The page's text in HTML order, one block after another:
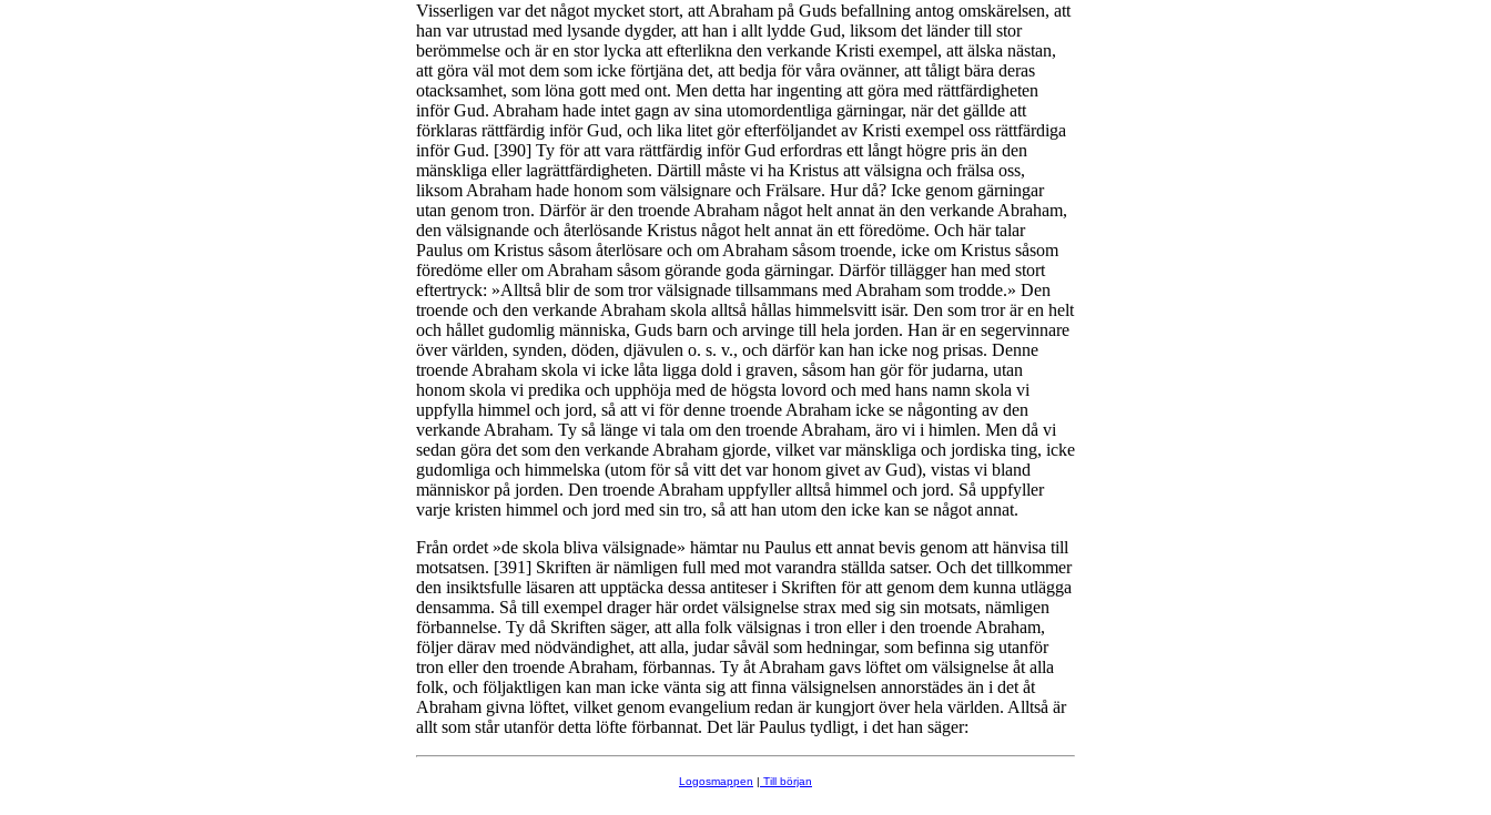
Visserligen var det något mycket stort, att Abraham på Guds befallning antog omskärelsen, att
han var utrustad med lysande dygder, att han i allt lydde Gud, liksom det länder till stor
berömmelse och är en stor lycka att efterlikna den verkande Kristi exempel, att älska nästan,
att göra väl mot dem som icke förtjäna det, att bedja för våra ovänner, att tåligt bära deras
otacksamhet, som löna gott med ont. Men detta har ingenting att göra med rättfärdigheten
inför Gud. Abraham hade intet gagn av sina utomordentliga gärningar, när det gällde att
förklaras rättfärdig inför Gud, och lika litet gör efterföljandet av Kristi exempel oss rättfärdiga
inför Gud. [390] Ty för att vara rättfärdig inför Gud erfordras ett långt högre pris än den
mänskliga eller lagrättfärdigheten. Därtill måste vi ha Kristus att välsigna och frälsa oss,
liksom Abraham hade honom som välsignare och Frälsare. Hur då? Icke genom gärningar
utan genom tron. Därför är den troende Abraham något helt annat än den verkande Abraham,
den välsignande och återlösande Kristus något helt annat än ett föredöme. Och här talar
Paulus om Kristus såsom återlösare och om Abraham såsom troende, icke om Kristus såsom
föredöme eller om Abraham såsom görande goda gärningar. Därför tillägger han med stort
eftertryck: »Alltså blir de som tror välsignade tillsammans med Abraham som trodde.» Den
troende och den verkande Abraham skola alltså hållas himmelsvitt isär. Den som tror är en helt
och hållet gudomlig människa, Guds barn och arvinge till hela jorden. Han är en segervinnare
över världen, synden, döden, djävulen o. s. v., och därför kan han icke nog prisas. Denne
troende Abraham skola vi icke låta ligga dold i graven, såsom han gör för judarna, utan
honom skola vi predika och upphöja med de högsta lovord och med hans namn skola vi
uppfylla himmel och jord, så att vi för denne troende Abraham icke se någonting av den
verkande Abraham. Ty så länge vi tala om den troende Abraham, äro vi i himlen. Men då vi
sedan göra det som den verkande Abraham gjorde, vilket var mänskliga och jordiska ting, icke
gudomliga och himmelska (utom för så vitt det var honom givet av Gud), vistas vi bland
människor på jorden. Den troende Abraham uppfyller alltså himmel och jord. Så uppfyller
varje kristen himmel och jord med sin tro, så att han utom den icke kan se något annat.
Från ordet »de skola bliva välsignade» hämtar nu Paulus ett annat bevis genom att hänvisa till
motsatsen. [391] Skriften är nämligen full med mot varandra ställda satser. Och det tillkommer
den insiktsfulle läsaren att upptäcka dessa antiteser i Skriften för att genom dem kunna utlägga
densamma. Så till exempel drager här ordet välsignelse strax med sig sin motsats, nämligen
förbannelse. Ty då Skriften säger, att alla folk välsignas i tron eller i den troende Abraham,
följer därav med nödvändighet, att alla, judar såväl som hedningar, som befinna sig utanför
tron eller den troende Abraham, förbannas. Ty åt Abraham gavs löftet om välsignelse åt alla
folk, och följaktligen kan man icke vänta sig att finna välsignelsen annorstädes än i det åt
Abraham givna löftet, vilket genom evangelium redan är kungjort över hela världen. Alltså är
allt som står utanför detta löfte förbannat. Det lär Paulus tydligt, i det han säger:
Logosmappen | Till början